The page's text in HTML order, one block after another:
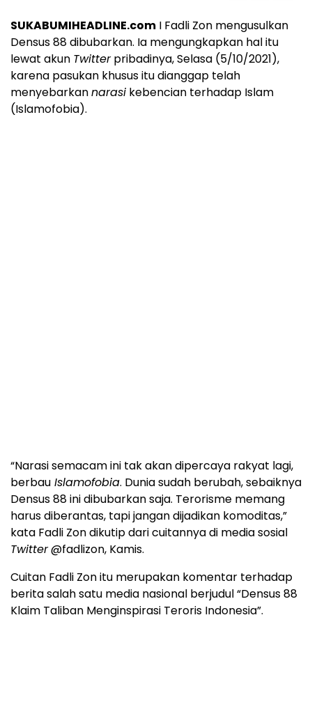
SUKABUMIHEADLINE.com I Fadli Zon mengusulkan
Densus 88 dibubarkan. Ia mengungkapkan hal itu
lewat akun Twitterpribadinya, Selasa (5/10/2021),
karena pasukan khusus itu dianggap telah
menyebarkannarasi kebencian terhadap Islam
(Islamofobia).
“Narasi semacam ini tak akan dipercaya rakyat lagi,
berbau Islamofobia. Dunia sudah berubah, sebaiknya
Densus 88 ini dibubarkan saja. Terorisme memang
harus diberantas, tapi jangan dijadikan komoditas,”
kata Fadli Zon dikutip dari cuitannya di media sosial
Twitter@fadlizon, Kamis.
Cuitan Fadli Zon itu merupakan komentar terhadap
berita salah satu media nasional berjudul “Densus 88
Klaim Taliban Menginspirasi Teroris Indonesia”.